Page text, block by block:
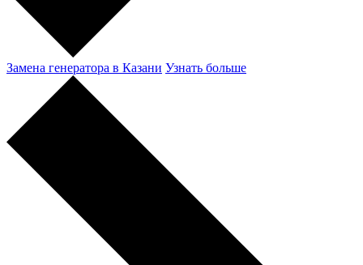
Замена генератора в Казани Узнать больше